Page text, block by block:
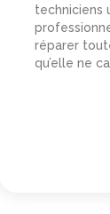
techniciens
réparer
qu’elle ne